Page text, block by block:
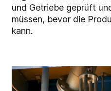
und Getriebe geprüft
müssen, bevor die
kann.